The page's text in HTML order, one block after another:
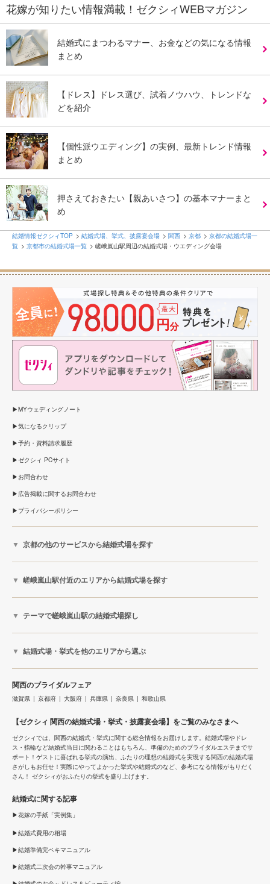
花嫁が知りたい情報満載！ゼクシィWEBマガジン
結婚式にまつわるマナー、お金などの気になる情報
まとめ
【ドレス】ドレス選び、試着ノウハウ、トレンドな
どを紹介
【個性派ウエディング】の実例、最新トレンド情報
まとめ
押さえておきたい【親あいさつ】の基本マナーまと
め
結婚情報ゼクシィTOP 結婚式場、挙式、披露宴会場 関西 京都
京都の結婚式場一
覧
京都市の結婚式場一覧 嵯峨嵐山駅周辺の結婚式場・ウエディング会場
MYウェディングノート
気になるクリップ
予約・資料請求履歴
ゼクシィ PCサイト
お問合わせ
広告掲載に関するお問合わせ
プライバシーポリシー
京都の他のサービスから結婚式場を探す
嵯峨嵐山駅付近のエリアから結婚式場を探す
テーマで嵯峨嵐山駅の結婚式場探し
結婚式場・挙式を他のエリアから選ぶ
関西のブライダルフェア
滋賀県 京都府 大阪府 兵庫県 奈良県 和歌山県
【ゼクシィ 関西の結婚式場・挙式・披露宴会場】をご覧のみなさまへ
ゼクシィでは、関西の結婚式・挙式に関する総合情報をお届けします。結婚式場やドレ
ス・指輪など結婚式当日に関わることはもちろん、準備のためのブライダルエステまでサ
ポート！ゲストに喜ばれる挙式の演出、ふたりの理想の結婚式を実現する関西の結婚式場
さがしもお任せ！実際にやってよかった挙式や結婚式のなど、参考になる情報がもりだく
さん！ ゼクシィがおふたりの挙式を盛り上げます。
結婚式に関する記事
花嫁の手紙「実例集」
結婚式費用の相場
結婚準備完ペキマニュアル
結婚式二次会の幹事マニュアル